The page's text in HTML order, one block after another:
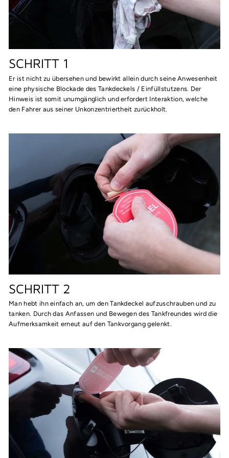
SCHRITT 1
Er ist nicht zu übersehen und bewirkt allein durch seine Anwesenheit
eine physische Blockade des Tankdeckels / Einfüllstutzens. Der
Hinweis ist somit unumgänglich und erfordert Interaktion, welche
den Fahrer aus seiner Unkonzentriertheit zurückholt.
SCHRITT 2
Man hebt ihn einfach an, um den Tankdeckel aufzuschrauben und zu
tanken. Durch das Anfassen und Bewegen des Tankfreundes wird die
Aufmerksamkeit erneut auf den Tankvorgang gelenkt.